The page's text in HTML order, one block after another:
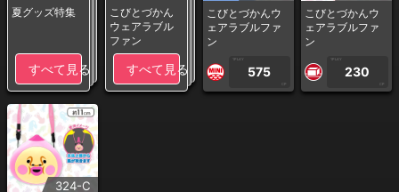
夏グッズ特集
すべて見る
こびとづかん
ウェアラブル
ファン
すべて見る
こびとづかんウ
ェアラブルファ
ン
1PLAY
575
CP
こびとづかんウ
ェアラブルファ
ン
1PLAY
230
CP
324-C